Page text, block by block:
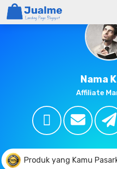
Nama
Affiliate
Produk yang Kamu